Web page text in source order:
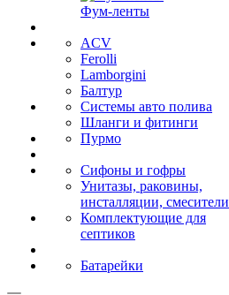
Фум-ленты
ACV
Ferolli
Lamborgini
Балтур
Системы авто полива
Шланги и фитинги
Пурмо
Сифоны и гофры
Унитазы, раковины,
инсталляции, смесители
Комплектующие для
септиков
Батарейки